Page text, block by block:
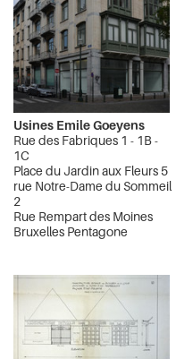
Usines Emile Goeyens
Rue des Fabriques 1 - 1B -
1C
Place du Jardin aux Fleurs 5
rue Notre-Dame du Sommeil
2
Rue Rempart des Moines
Bruxelles Pentagone